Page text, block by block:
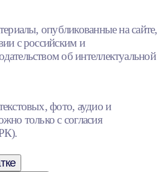
опубликованные на сайте,
с российским и
об интеллектуальной
фото, аудио и
только с согласия